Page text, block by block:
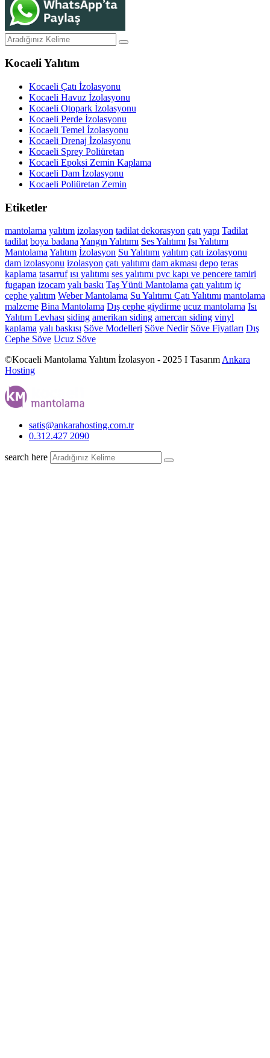
Kocaeli Yalıtım
Kocaeli Çatı İzolasyonu
Kocaeli Havuz İzolasyonu
Kocaeli Otopark İzolasyonu
Kocaeli Perde İzolasyonu
Kocaeli Temel İzolasyonu
Kocaeli Drenaj İzolasyonu
Kocaeli Sprey Poliüretan
Kocaeli Epoksi Zemin Kaplama
Kocaeli Dam İzolasyonu
Kocaeli Poliüretan Zemin
Etiketler
mantolama yalıtım izolasyon tadilatdekorasyon çatı yapı Tadilat
tadilat boya badanaYangın Yalıtımı Ses Yalıtımı Isı Yalıtımı
MantolamaYalıtım İzolasyon Su Yalıtımı yalıtım çatı izolasyonu
dam izolasyonu izolasyon çatı yalıtımı dam akması depo teras
kaplama tasarruf ısı yalıtımı ses yalıtımı pvc kapı ve pencere tamiri
fugapan izocam yalı baskı Taş Yünü Mantolama çatı yalıtım iç
cephe yalıtım Weber Mantolama Su Yalıtımı Çatı Yalıtımı mantolama
malzeme Bina Mantolama Dış cephe giydirme ucuz mantolama Isı
Yalıtım Levhası siding amerikan siding amercan siding vinyl
kaplama yalı baskısı Söve Modelleri Söve Nedir Söve Fiyatları Dış
Cephe Söve Ucuz Söve
©Kocaeli Mantolama Yalıtım İzolasyon - 2025 I TasarımAnkara
Hosting
satis@ankarahosting.com.tr
0.312.427 2090
search here